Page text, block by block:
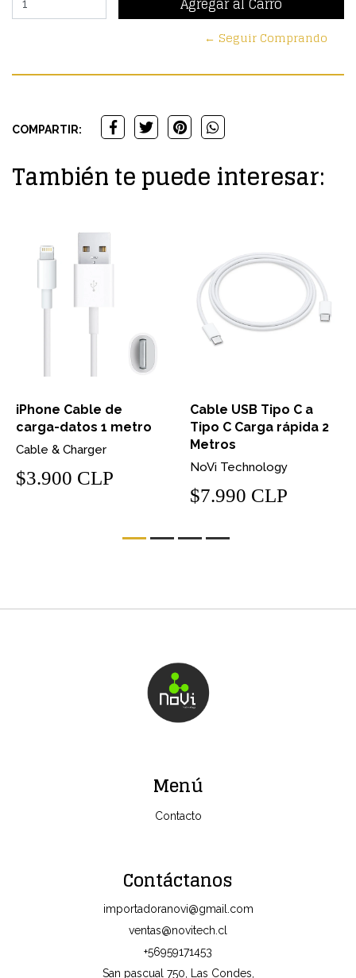
← Seguir Comprando
COMPARTIR:
También te puede interesar:
iPhone Cable de
carga-datos 1 metro
Cable & Charger
$3.900 CLP
Cable USB Tipo C a
Tipo C Carga rápida 2
Metros
NoVi Technology
$7.990 CLP
Menú
Contacto
Contáctanos
importadoranovi@gmail.com
ventas@novitech.cl
+56959171453
San pascual 750, Las Condes,